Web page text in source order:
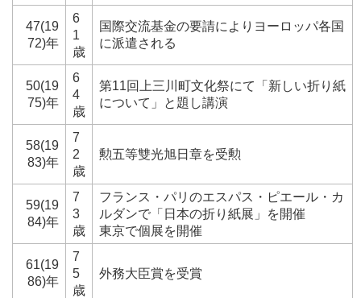
47(19
72)年
6
1
歳
国際交流基金の要請によりヨーロッパ各国
に派遣される
50(19
75)年
6
4
歳
第11回上三川町文化祭にて「新しい折り紙
について」と題し講演
58(19
83)年
7
2
歳
勲五等雙光旭日章を受勲
59(19
84)年
7
3
歳
フランス・パリのエスパス・ピエール・カ
ルダンで「日本の折り紙展」を開催
東京で個展を開催
61(19
86)年
7
5
歳
外務大臣賞を受賞